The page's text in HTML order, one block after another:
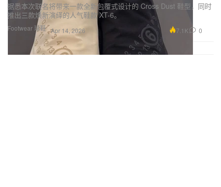
Footwear 球鞋
据悉本次联名将带来一款全新包覆式设计的 Cross Dust 鞋型，同时
推出三款焕新演绎的人气鞋款 XT-6。
Apr 14, 2026 7.1K 0